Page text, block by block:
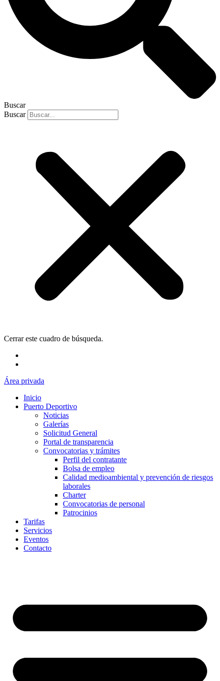
Buscar
Buscar
Cerrar este cuadro de búsqueda.
Área privada
Inicio
Puerto Deportivo
Noticias
Galerías
Solicitud General
Portal de transparencia
Convocatorias y trámites
Perfil del contratante
Bolsa de empleo
Calidad medioambiental y prevención de riesgos
laborales
Charter
Convocatorias de personal
Patrocinios
Tarifas
Servicios
Eventos
Contacto